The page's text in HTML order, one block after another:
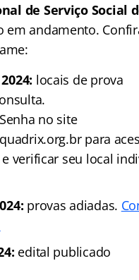
de Serviço Social
em andamento.
locais de prova
no site
para
verificar seu local
provas adiadas.
edital publicado